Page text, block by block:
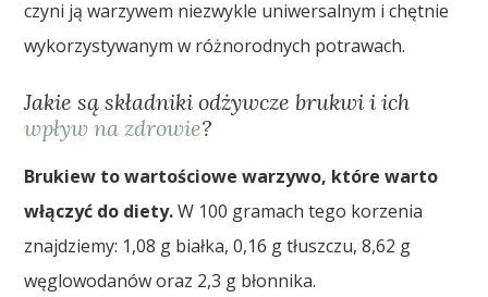
czyni ją warzywem niezwykle uniwersalnym i chętnie
wykorzystywanym w różnorodnych potrawach.
Jakie są składniki odżywcze brukwi i ich
wpływ na zdrowie?
Brukiew to wartościowe warzywo, które warto
włączyć do diety.W 100 gramach tego korzenia
znajdziemy: 1,08 g białka, 0,16 g tłuszczu, 8,62 g
węglowodanów oraz 2,3 g błonnika.